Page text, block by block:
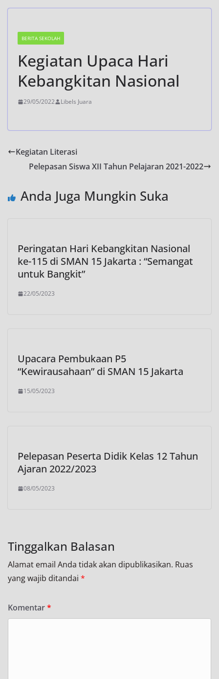
BERITA SEKOLAH
Kegiatan Upaca Hari
Kebangkitan Nasional
29/05/2022 Libels Juara
Kegiatan Literasi
Pelepasan Siswa XII Tahun Pelajaran 2021-2022
Anda Juga Mungkin Suka
Peringatan Hari Kebangkitan Nasional
ke-115 di SMAN 15 Jakarta : “Semangat
untuk Bangkit”
22/05/2023
Upacara Pembukaan P5
“Kewirausahaan” di SMAN 15 Jakarta
15/05/2023
Pelepasan Peserta Didik Kelas 12 Tahun
Ajaran 2022/2023
08/05/2023
Tinggalkan Balasan
Alamat email Anda tidak akan dipublikasikan. Ruas
yang wajib ditandai *
Komentar*